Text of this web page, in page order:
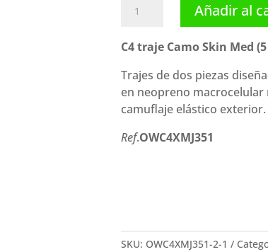
traje
Skin
Med
(5
mm)
cantidad
Añadir al
C4 traje Camo Skin Med
Trajes de dos piezas
en neopreno
camuflaje elástico exterior.
Ref.OWC4XMJ351
SKU: OWC4XMJ351-2-1